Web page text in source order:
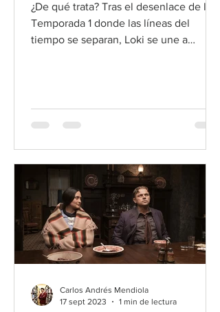
¿De qué trata? Tras el desenlace de la
Temporada 1 donde las líneas del
tiempo se separan, Loki se une a
Carlos Andrés Mendiola
17 sept 2023
1 min de lectura